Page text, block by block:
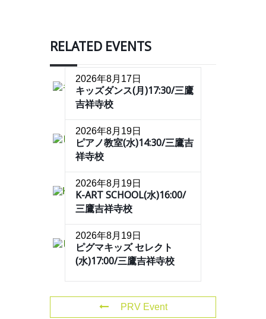
RELATED EVENTS
2026年8月17日
キッズダンス(月)17:30/三鷹
吉祥寺校
2026年8月19日
ピアノ教室(水)14:30/三鷹吉
祥寺校
2026年8月19日
K-ART SCHOOL(水)16:00/
三鷹吉祥寺校
2026年8月19日
ピグマキッズ セレクト
(水)17:00/三鷹吉祥寺校
PRV Event